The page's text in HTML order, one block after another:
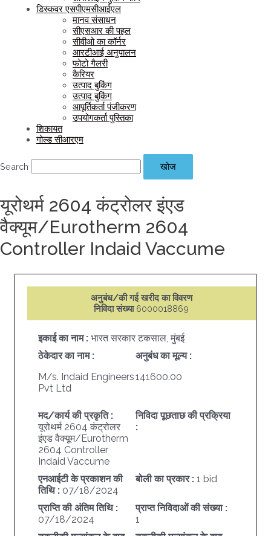
डिस्कवर एसपीएमसीआईएल
मानव संसाधन
सीएसआर की पहल
सीवीओ का कॉर्नर
आरटीआई अनुपालन
फोटो गैलरी
कैरियर
उत्पाद बुकिंग
उत्पाद बुकिंग
आपूर्तिकर्ता पंजीकरण
उपयोगकर्ता पुस्तिका
शिकायत
गोल्ड सीआरएम
Search खोज
यूरोथर्म 2604 कंट्रोलर इंएड
वैक्यूम/Eurotherm 2604
Controller Indaid Vaccume
अनुबंध/की गई खरीद का विवरण
निविदा संख्या 6000018869
इकाई का नाम : भारत सरकार टकसाल, मुंबई
ठेकेदार का नाम :
M/s. Indaid Engineers
Pvt Ltd
अनुबंध का मूल्य :
141600.00
मद/कार्य की प्रकृति :
यूरोथर्म 2604 कंट्रोलर
इंएड वैक्यूम/Eurotherm
2604 Controller
Indaid Vaccume
निविदा पूछताछ की प्रक्रिया
:
एनआईटी के प्रकाशन की
तिथि : 07/18/2024
बोली का प्रकार : 1 bid
प्राप्ति की अंतिम तिथि :
07/18/2024
प्राप्त निविदाओं की संख्या :
1